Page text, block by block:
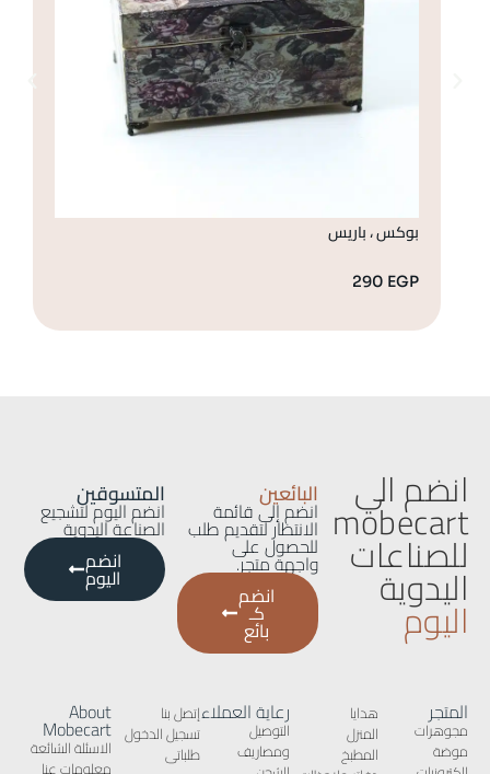
بوكس ، باريس
290 EGP
انضم الي
mobecart
للصناعات
اليدوية
اليوم
البائعين
انضم إلى قائمة
الانتظار لتقديم طلب
للحصول على
واجهة متجر.
انضم
كـ
بائع
المتسوقين
انضم اليوم لتشجيع
الصناعة اليدوية
انضم
اليوم
المتجر
مجوهرات
موضة
هدايا
المنزل
المطبخ
رعاية العملاء
التوصيل
ومصاريف
إتصل بنا
تسجيل الدخول
طلباتى
About
Mobecart
الاسئلة الشائعة
معلومات عنا